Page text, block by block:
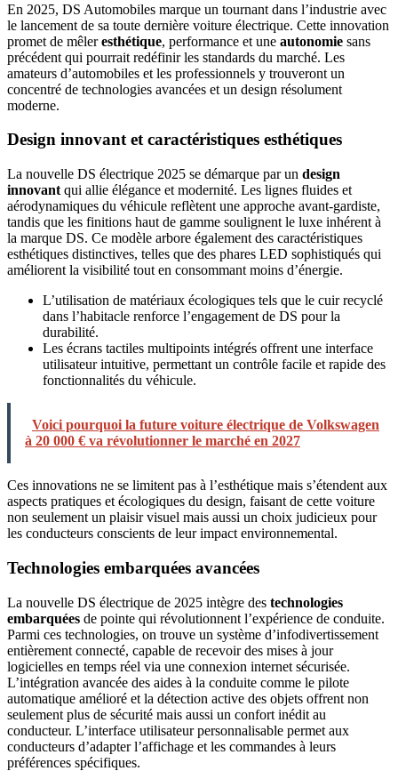
En 2025, DS Automobiles marque un tournant dans l’industrie avec
le lancement de sa toute dernière voiture électrique. Cette innovation
promet de mêleresthétique, performance et une autonomie sans
précédent qui pourrait redéfinir les standards du marché. Les
amateurs d’automobiles et les professionnels y trouveront un
concentré de technologies avancées et un design résolument
moderne.
Design innovant et caractéristiques esthétiques
La nouvelle DS électrique 2025 se démarque par un design
innovant qui allie élégance et modernité. Les lignes fluides et
aérodynamiques du véhicule reflètent une approche avant-gardiste,
tandis que les finitions haut de gamme soulignent le luxe inhérent à
la marque DS. Ce modèle arbore également des caractéristiques
esthétiques distinctives, telles que des phares LED sophistiqués qui
améliorent la visibilité tout en consommant moins d’énergie.
L’utilisation de matériaux écologiques tels que le cuir recyclé
dans l’habitacle renforce l’engagement de DS pour la
durabilité.
Les écrans tactiles multipoints intégrés offrent une interface
utilisateur intuitive, permettant un contrôle facile et rapide des
fonctionnalités du véhicule.
Voici pourquoi la future voiture électrique de Volkswagen
à 20 000 € va révolutionner le marché en 2027
Ces innovations ne se limitent pas à l’esthétique mais s’étendent aux
aspects pratiques et écologiques du design, faisant de cette voiture
non seulement un plaisir visuel mais aussi un choix judicieux pour
les conducteurs conscients de leur impact environnemental.
Technologies embarquées avancées
La nouvelle DS électrique de 2025 intègre des technologies
embarquées de pointe qui révolutionnent l’expérience de conduite.
Parmi ces technologies, on trouve un système d’infodivertissement
entièrement connecté, capable de recevoir des mises à jour
logicielles en temps réel via une connexion internet sécurisée.
L’intégration avancée des aides à la conduite comme le pilote
automatique amélioré et la détection active des objets offrent non
seulement plus de sécurité mais aussi un confort inédit au
conducteur. L’interface utilisateur personnalisable permet aux
conducteurs d’adapter l’affichage et les commandes à leurs
préférences spécifiques.